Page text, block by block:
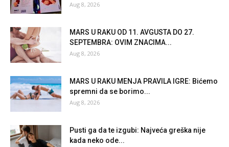
Aug 8, 2026
MARS U RAKU OD 11. AVGUSTA DO 27.
SEPTEMBRA: OVIM ZNACIMA...
Aug 8, 2026
MARS U RAKU MENJA PRAVILA IGRE: Bićemo
spremni da se borimo...
Aug 8, 2026
Pusti ga da te izgubi: Najveća greška nije
kada neko ode...